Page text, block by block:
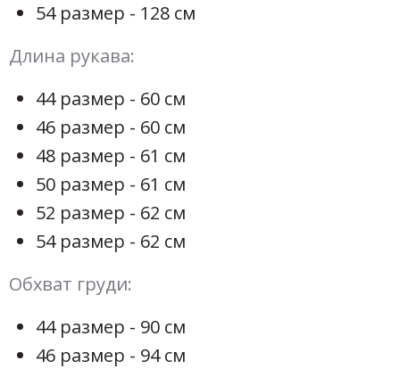
54 размер - 128 см
Длина рукава:
44 размер - 60 см
46 размер - 60 см
48 размер - 61 см
50 размер - 61 см
52 размер - 62 см
54 размер - 62 см
Обхват груди:
44 размер - 90 см
46 размер - 94 см